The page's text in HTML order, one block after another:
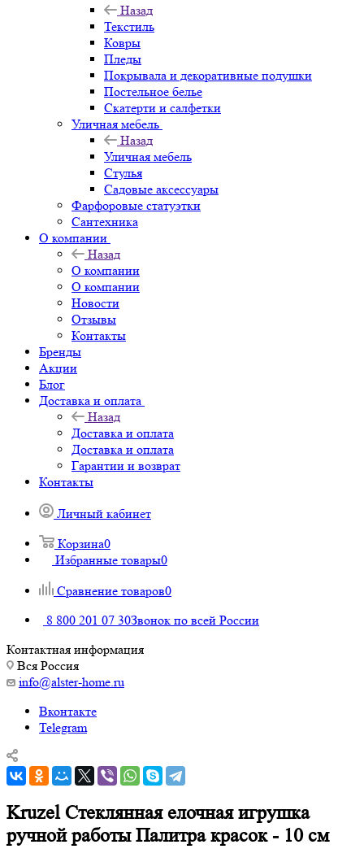
Назад
Текстиль
Ковры
Пледы
Покрывала и декоративные подушки
Постельное белье
Скатерти и салфетки
Уличная мебель
Назад
Уличная мебель
Стулья
Садовые аксессуары
Фарфоровые статуэтки
Сантехника
О компании
Назад
О компании
О компании
Новости
Отзывы
Контакты
Бренды
Акции
Блог
Доставка и оплата
Назад
Доставка и оплата
Доставка и оплата
Гарантии и возврат
Контакты
Личный кабинет
Корзина0
Избранные товары0
Сравнение товаров0
8 800 201 07 30Звонок по всей России
Контактная информация
Вся Россия
info@alster-home.ru
Вконтакте
Telegram
Kruzel Стеклянная елочная игрушка
ручной работы Палитра красок - 10 см